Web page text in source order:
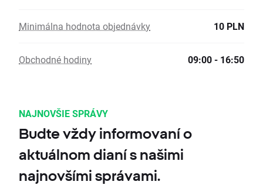
Minimálna hodnota objednávky 10 PLN
Obchodné hodiny 09:00 - 16:50
NAJNOVŠIE SPRÁVY
Budte vždy informovaní o
aktuálnom dianí s našimi
najnovšími správami.